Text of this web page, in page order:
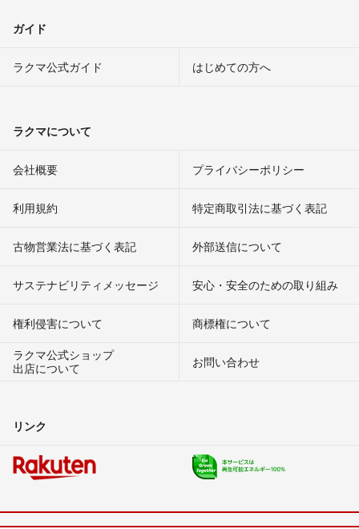
ガイド
ラクマ公式ガイド はじめての方へ
ラクマについて
会社概要 プライバシーポリシー
利用規約 特定商取引法に基づく表記
古物営業法に基づく表記 外部送信について
サステナビリティメッセージ 安心・安全のための取り組み
権利侵害について
商標権について
ラクマ公式ショップ
出店について
お問い合わせ
リンク